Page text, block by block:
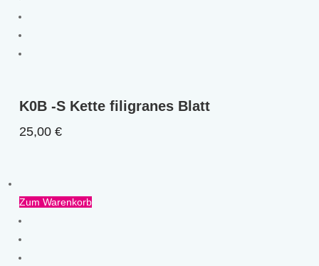
K0B -S Kette filigranes Blatt
25,00€
Zum Warenkorb